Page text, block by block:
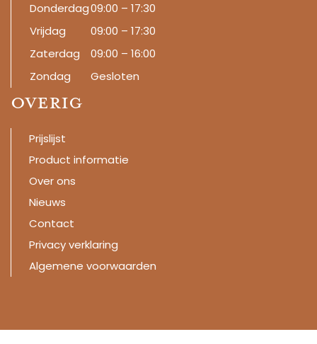
Donderdag09:00 – 17:30
Vrijdag
09:00 – 17:30
Zaterdag
09:00 – 16:00
Zondag
Gesloten
Overig
Prijslijst
Product informatie
Over ons
Nieuws
Contact
Privacy verklaring
Algemene voorwaarden